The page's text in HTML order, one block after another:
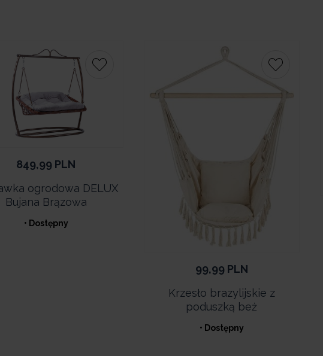
849,99 PLN
ogrodowa DELUX
Bujana Brązowa
• Dostępny
99,99 PLN
Krzesło brazylijskie z
poduszką beż
• Dostępny